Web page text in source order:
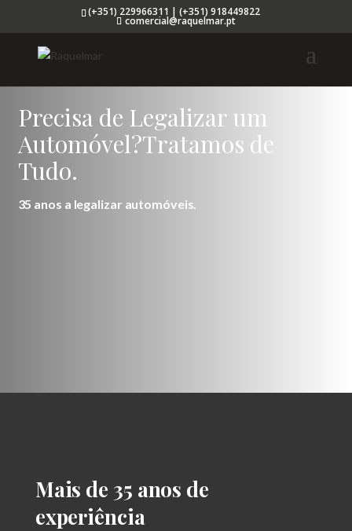
(+351) 229966311 | (+351) 918449822
comercial@raquelmar.pt
Precisa de Legalizar um
Automóvel?Tratamos de
Tudo.
35 anos a legalizar automóveis.
Mais de 35 anos de
experiência